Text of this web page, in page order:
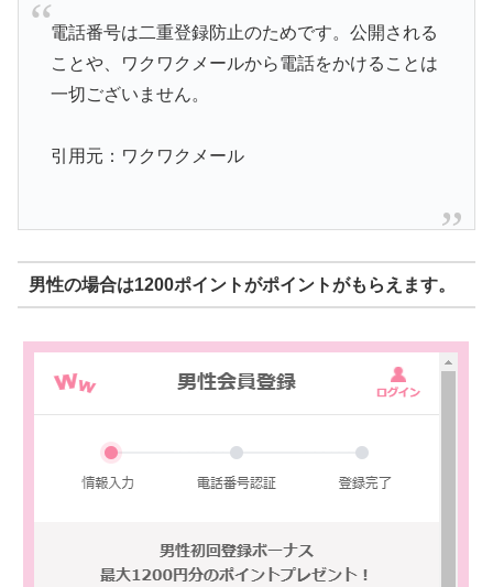
電話番号は二重登録防止のためです。公開される
ことや、ワクワクメールから電話をかけることは
一切ございません。
引用元：ワクワクメール
男性の場合は1200ポイントがポイントがもらえます。